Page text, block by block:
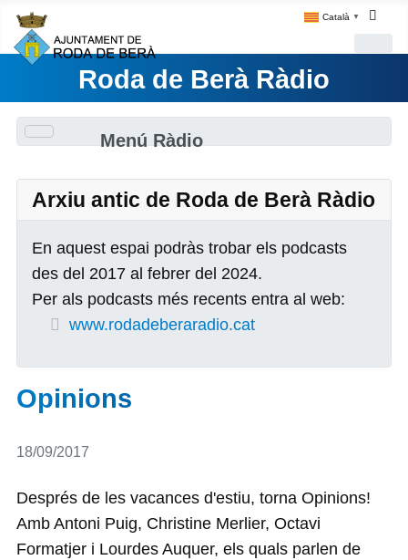
Català ▼
Roda de Berà Ràdio
Menú Ràdio
Arxiu antic de Roda de Berà Ràdio
En aquest espai podràs trobar els podcasts
des del 2017 al febrer del 2024.
Per als podcasts més recents entra al web:
www.rodadeberaradio.cat
Opinions
Detalls
18/09/2017
Després de les vacances d'estiu, torna Opinions!
Amb Antoni Puig, Christine Merlier, Octavi
Formatjer i Lourdes Auquer, els quals parlen de